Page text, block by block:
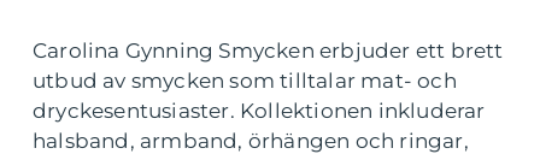
Carolina Gynning Smycken erbjuder ett brett
utbud av smycken som tilltalar mat- och
dryckesentusiaster. Kollektionen inkluderar
halsband, armband, örhängen och ringar,